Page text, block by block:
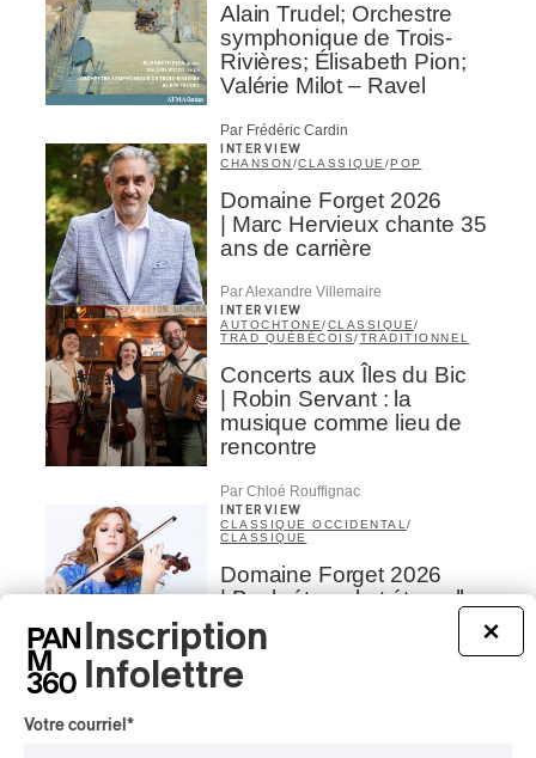
Alain Trudel; Orchestre
symphonique de Trois-
Rivières; Élisabeth Pion;
Valérie Milot – Ravel
Par Frédéric Cardin
INTERVIEW
CHANSON/CLASSIQUE /POP
Domaine Forget 2026
| Marc Hervieux chante 35
ans de carrière
Par Alexandre Villemaire
INTERVIEW
AUTOCHTONE/CLASSIQUE/
TRAD QUÉBÉCOIS/TRADITIONNEL
Concerts aux Îles du Bic
| Robin Servant : la
musique comme lieu de
rencontre
Par Chloé Rouffignac
INTERVIEW
CLASSIQUE OCCIDENTAL /
CLASSIQUE
Domaine Forget 2026
| Bach éternel et éternelles
passions avec Rachel
Barton Pine
Par Alexandre Villemaire
×
Inscription
Infolettre
Votre courriel *